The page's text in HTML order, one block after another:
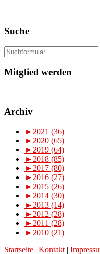
Suche
Mitglied werden
Archiv
► 2021 (36)
► 2020 (65)
► 2019 (64)
► 2018 (85)
► 2017 (80)
► 2016 (27)
► 2015 (26)
► 2014 (30)
► 2013 (14)
► 2012 (28)
► 2011 (28)
► 2010 (21)
Startseite | Kontakt |